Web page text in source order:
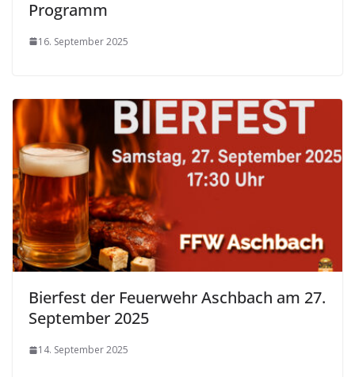
Programm
16. September 2025
Bierfest der Feuerwehr Aschbach am 27.
September 2025
14. September 2025